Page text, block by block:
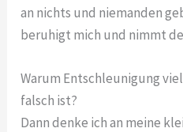
an nichts und niemanden
beruhigt mich und nimmt
Warum Entschleunigung
falsch ist?
Dann denke ich an meine